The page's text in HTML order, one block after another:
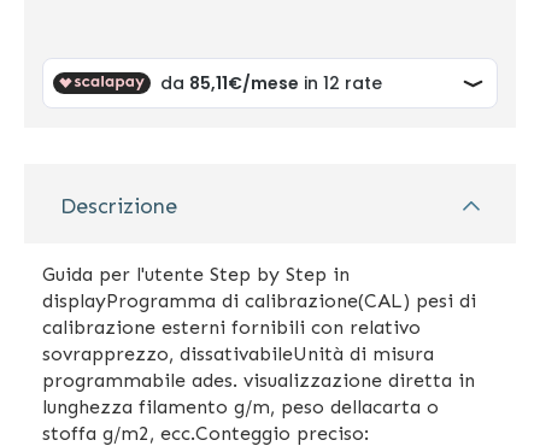
Descrizione
Guida per l'utente Step by Step in
displayProgramma di calibrazione(CAL) pesi di
calibrazione esterni fornibili con relativo
sovrapprezzo, dissativabileUnità di misura
programmabile ades. visualizzazione diretta in
lunghezza filamento g/m, peso dellacarta o
stoffa g/m2, ecc.Conteggio preciso: